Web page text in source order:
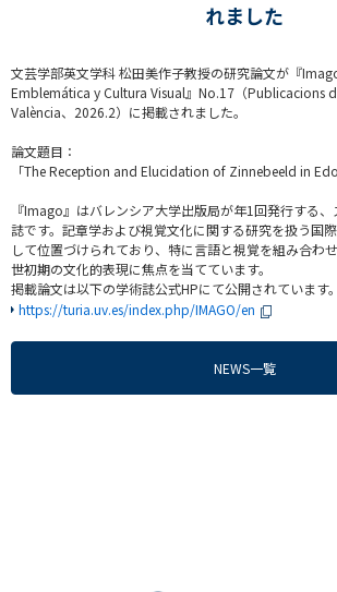
れました
文芸学部英文学科 松田美作子教授の研究論文が『
Emblemática y Cultura Visual』No.17（Publicacions
València、2026.2）に掲載されました。
論文題目：
「The Reception and Elucidation of Zinnebeeld in Edo
『Imago』はバレンシア大学出版局が年1回発行する
誌です。記章学および視覚文化に関する研究を扱う国
して位置づけられており、特に言語と視覚を組み合わ
世初期の文化的表現に焦点を当てています。
掲載論文は以下の学術誌公式HPにて公開されています。
https://turia.uv.es/index.php/IMAGO/en
NEWS一覧